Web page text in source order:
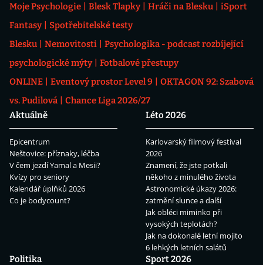
Moje Psychologie Blesk Tlapky Hráči na Blesku
iSport
Fantasy
Spotřebitelské testy
Blesku
Nemovitosti
Psychologika - podcast rozbíjející
psychologické mýty
Fotbalové přestupy
ONLINE
Eventový prostor Level 9
OKTAGON 92: Szabová
vs. Pudilová
Chance Liga 2026/27
Aktuálně
Epicentrum
Neštovice: příznaky, léčba
V čem jezdí Yamal a Mesii?
Kvízy pro seniory
Kalendář úplňků 2026
Co je bodycount?
Léto 2026
Karlovarský filmový festival
2026
Znamení, že jste potkali
někoho z minulého života
Astronomické úkazy 2026:
zatmění slunce a další
Jak obléci miminko při
vysokých teplotách?
Jak na dokonalé letní mojito
6 lehkých letních salátů
Politika
Sport 2026